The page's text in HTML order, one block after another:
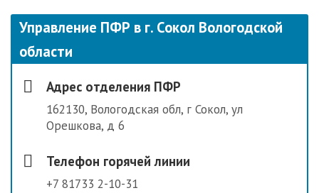
Управление ПФР в г. Сокол Вологодской
области
Адрес отделения ПФР
162130, Вологодская обл, г Сокол, ул
Орешкова, д 6
Телефон горячей линии
+7 81733 2-10-31